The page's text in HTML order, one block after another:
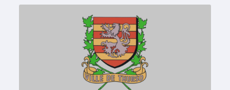
Ville de Thurso
www.ville.thurso.qc.ca
Municipalité